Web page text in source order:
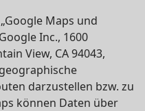
Maps und
Inc., 1600
View, CA 94043,
darzustellen bzw. zu
können Daten über